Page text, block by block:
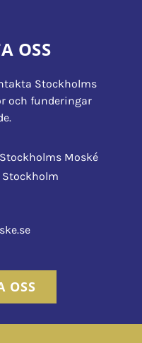
OSS
Stockholms
och funderingar
Moské
Stockholm
OSS